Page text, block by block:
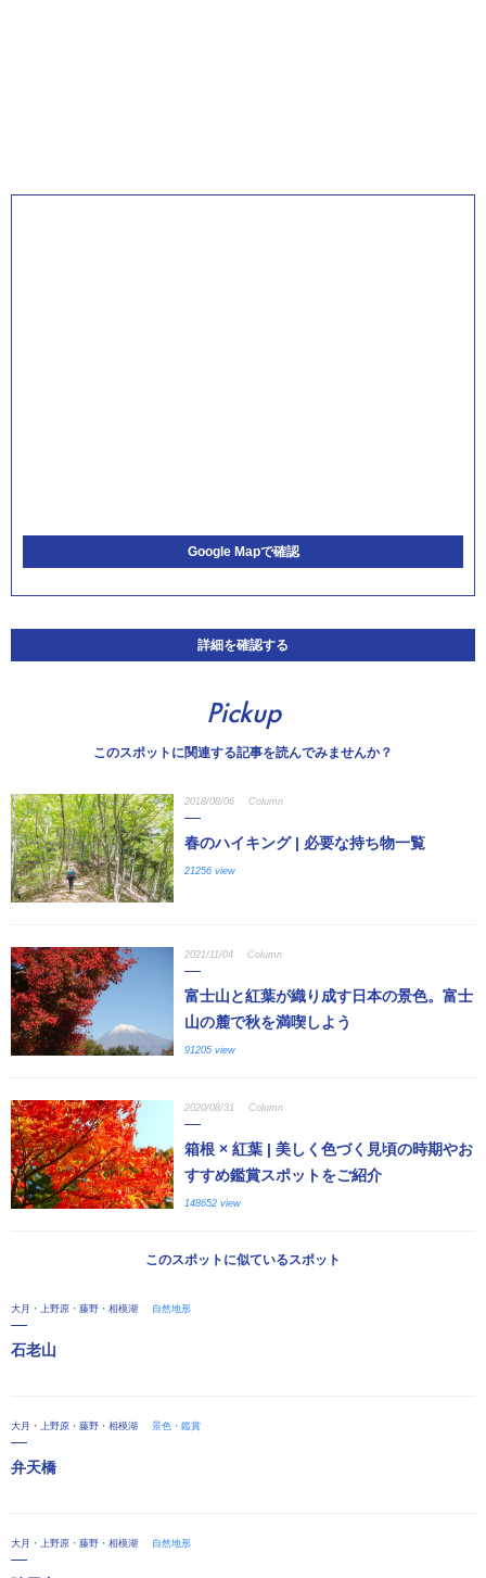
Google Mapで確認
詳細を確認する
Pickup
このスポットに関連する記事を読んでみませんか？
2018/08/06 Column
春のハイキング | 必要な持ち物一覧
21256 view
2021/11/04 Column
富士山と紅葉が織り成す日本の景色。富士
山の麓で秋を満喫しよう
91205 view
2020/08/31 Column
箱根 × 紅葉 | 美しく色づく見頃の時期やお
すすめ鑑賞スポットをご紹介
148652 view
このスポットに似ているスポット
大月・上野原・藤野・相模湖 自然地形
石老山
大月・上野原・藤野・相模湖 景色・鑑賞
弁天橋
大月・上野原・藤野・相模湖 自然地形